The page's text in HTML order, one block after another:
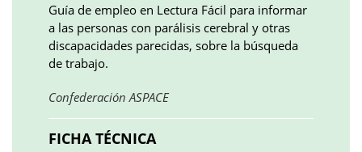
Guía de empleo en Lectura Fácil para informar
a las personas con parálisis cerebral y otras
discapacidades parecidas, sobre la búsqueda
de trabajo.
Confederación ASPACEObre
FICHA TÉCNICA